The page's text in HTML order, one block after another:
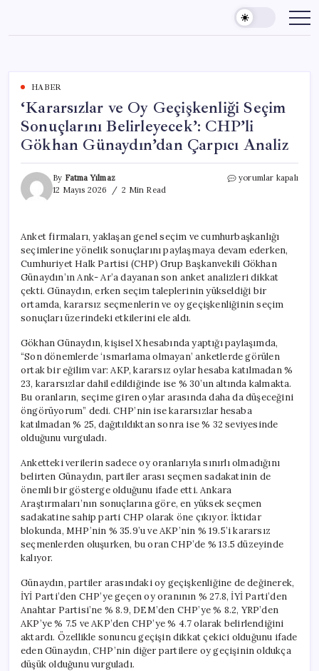
content
HABER
‘Kararsızlar ve Oy Geçişkenliği Seçim
Sonuçlarını Belirleyecek’: CHP’li
Gökhan Günaydın’dan Çarpıcı Analiz
By Fatma Yılmaz
12 Mayıs 2026
2 Min Read
‘Kararsızlar
Sonuçlarını
Belirleyecek’:
CHP’li
Gökhan
Günaydın’dan
Çarpıcı
Analiz
yorumlar kapalı
Anket firmaları, yaklaşan genel seçim ve cumhurbaşkanlığı
seçimlerine yönelik sonuçlarını paylaşmaya devam ederken,
Cumhuriyet Halk Partisi (CHP) Grup Başkanvekili Gökhan
Günaydın’ın Ank- Ar’a dayanan son anket analizleri dikkat
çekti. Günaydın, erken seçim taleplerinin yükseldiği bir
ortamda, kararsız seçmenlerin ve oy geçişkenliğinin seçim
sonuçları üzerindeki etkilerini ele aldı.
Gökhan Günaydın, kişisel X hesabında yaptığı paylaşımda,
“Son dönemlerde ‘ısmarlama olmayan’ anketlerde görülen
ortak bir eğilim var: AKP, kararsız oylar hesaba katılmadan %
23, kararsızlar dahil edildiğinde ise % 30’un altında kalmakta.
Bu oranların, seçime giren oylar arasında daha da düşeceğini
öngörüyorum” dedi. CHP’nin ise kararsızlar hesaba
katılmadan % 25, dağıtıldıktan sonra ise % 32 seviyesinde
olduğunu vurguladı.
Anketteki verilerin sadece oy oranlarıyla sınırlı olmadığını
belirten Günaydın, partiler arası seçmen sadakatinin de
önemli bir gösterge olduğunu ifade etti. Ankara
Araştırmaları’nın sonuçlarına göre, en yüksek seçmen
sadakatine sahip parti CHP olarak öne çıkıyor. İktidar
blokunda, MHP’nin % 35.9’u ve AKP’nin % 19.5’i kararsız
seçmenlerden oluşurken, bu oran CHP’de % 13.5 düzeyinde
kalıyor.
Günaydın, partiler arasındaki oy geçişkenliğine de değinerek,
İYİ Parti’den CHP’ye geçen oy oranının % 27.8, İYİ Parti’den
Anahtar Partisi’ne % 8.9, DEM’den CHP’ye % 8.2, YRP’den
AKP’ye % 7.5 ve AKP’den CHP’ye % 4.7 olarak belirlendiğini
aktardı. Özellikle sonuncu geçişin dikkat çekici olduğunu ifade
eden Günaydın, CHP’nin diğer partilere oy geçişinin oldukça
düşük olduğunu vurguladı.